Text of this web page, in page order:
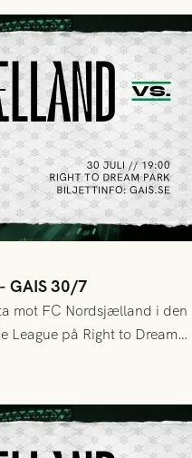
tog slut.
GAIS 30/7
mot FC Nordsjælland i den
League på Right to Dream
har tagit ut följande